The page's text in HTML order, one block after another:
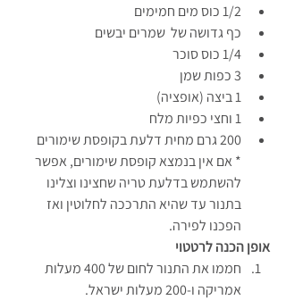
1/2 כוס מים חמימים
כף גדושה של  שמרים יבשים
1/4 כוס סוכר
3 כפות שמן
1 ביצה (אופציה)
1 וחצי כפיות מלח
200 גרם מחית דלעת בקופסת שימורים
* אם אין בנמצא קופסת שימורים, אפשר
להשתמש בדלעת טריה שחצינו וצלינו
בתנור עד שהיא התרככה לחלוטין ואז
הפכנו לפירה.
אופן הכנה לרטטוי
חממו את התנור לחום של 400 מעלות
אמריקה ו-200 מעלות ישראל.